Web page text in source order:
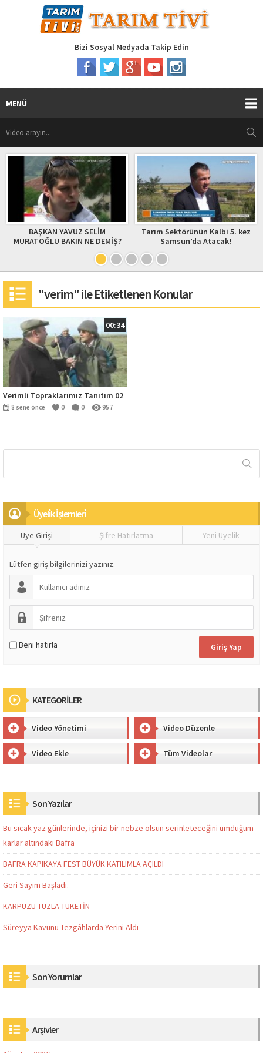
Bizi Sosyal Medyada Takip Edin
MENÜ
BAŞKAN YAVUZ SELİM
BAKIN NE DEMİŞ?
Tarım Sektörünün Kalbi 5. kez
Samsun’da Atacak!
"verim" ile Etiketlenen Konular
00:34
Verimli Topraklarımız Tanıtım 02
8 sene önce 0 0 957
Üyeli̇k İşlemleri̇
Üye Girişi Şifre Hatırlatma Yeni Üyelik
Lütfen giriş bilgilerinizi yazınız.
Beni hatırla
KATEGORİLER
Video Yönetimi Video Düzenle
Video Ekle Tüm Videolar
Son Yazılar
Bu sıcak yaz günlerinde, içinizi bir nebze olsun serinleteceğini umduğum
karlar altındaki Bafra
BAFRA KAPIKAYA FEST BÜYÜK KATILIMLA AÇILDI
Geri Sayım Başladı.
KARPUZU TUZLA TÜKETİN
Süreyya Kavunu Tezgâhlarda Yerini Aldı
Son Yorumlar
Arşivler